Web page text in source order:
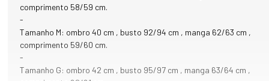
comprimento 58/59 cm.
-
Tamanho M: ombro 40 cm , busto 92/94 cm , manga 62/63 cm ,
comprimento 59/60 cm.
-
Tamanho G: ombro 42 cm , busto 95/97 cm , manga 63/64 cm ,